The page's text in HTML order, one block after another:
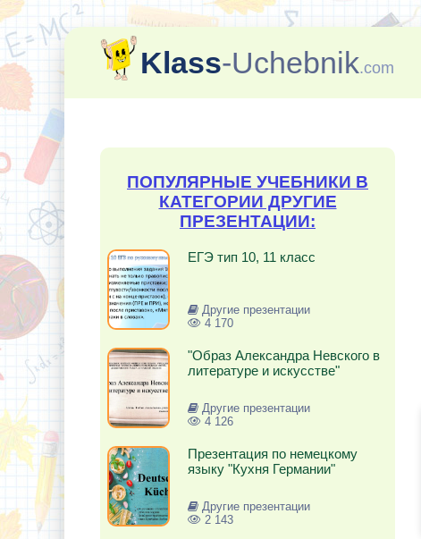
Klass-Uchebnik.com
ПОПУЛЯРНЫЕ УЧЕБНИКИ В
КАТЕГОРИИ ДРУГИЕ
ПРЕЗЕНТАЦИИ:
ЕГЭ тип 10, 11 класс
Другие презентации
4 170
"Образ Александра Невского в
литературе и искусстве"
Другие презентации
4 126
Презентация по немецкому
языку "Кухня Германии"
Другие презентации
2 143